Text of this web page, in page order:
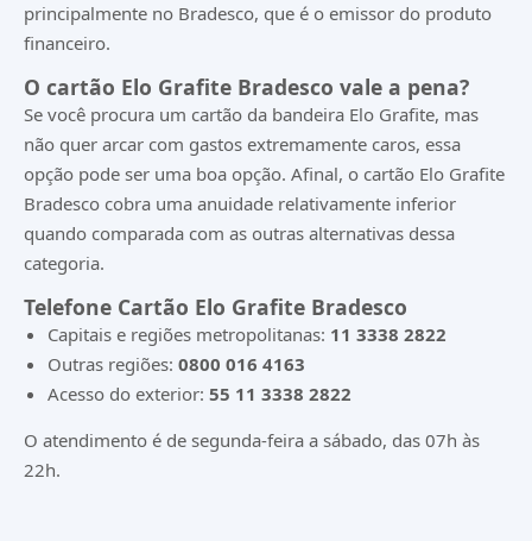
principalmente no Bradesco, que é o emissor do produto
financeiro.
O cartão Elo Grafite Bradesco vale a pena?
Se você procura um cartão da bandeira Elo Grafite, mas
não quer arcar com gastos extremamente caros, essa
opção pode ser uma boa opção. Afinal, o cartão Elo Grafite
Bradesco cobra uma anuidade relativamente inferior
quando comparada com as outras alternativas dessa
categoria.
Telefone Cartão Elo Grafite Bradesco
Capitais e regiões metropolitanas: 11 3338 2822
Outras regiões: 0800 016 4163
Acesso do exterior: 55 11 3338 2822
O atendimento é de segunda-feira a sábado, das 07h às
22h.